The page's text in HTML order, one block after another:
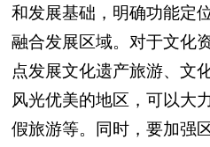
和发展基础，明确功能定
融合发展区域。对于文化
点发展文化遗产旅游、文
风光优美的地区，可以大
假旅游等。同时，要加强